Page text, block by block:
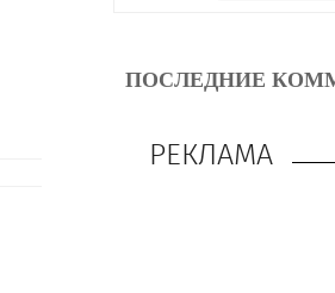
ПОСЛЕДНИЕ
РЕКЛАМА